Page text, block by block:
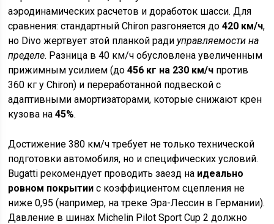
аэродинамических расчетов и доработок шасси. Для
сравнения: стандартный Chiron разгоняется до420 км/ч,
но Divo жертвует этой планкой ради управляемости на
пределе. Разница в 40 км/ч обусловлена увеличенным
прижимным усилием (до456 кг на 230 км/ч против
360 кг у Chiron) и переработанной подвеской с
адаптивными амортизаторами, которые снижают крен
кузова на45%.
Достижение 380 км/ч требует не только технической
подготовки автомобиля, но и специфических условий.
Bugatti рекомендует проводить заезд на идеально
ровном покрытии с коэффициентом сцепления не
ниже 0,95 (например, на треке Эра-Лессин в Германии).
Давление в шинах Michelin Pilot Sport Cup 2 должно